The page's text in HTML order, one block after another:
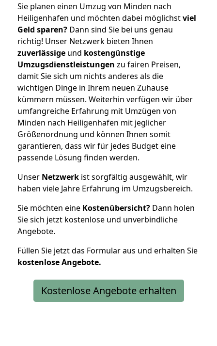
Sie planen einen Umzug von Minden nach
Heiligenhafen und möchten dabei möglichstviel
Geld sparen? Dann sind Sie bei uns genau
richtig! Unser Netzwerk bieten Ihnen
zuverlässige und kostengünstige
Umzugsdienstleistungen zu fairen Preisen,
damit Sie sich um nichts anderes als die
wichtigen Dinge in Ihrem neuen Zuhause
kümmern müssen. Weiterhin verfügen wir über
umfangreiche Erfahrung mit Umzügen von
Minden nach Heiligenhafen mit jeglicher
Größenordnung und können Ihnen somit
garantieren, dass wir für jedes Budget eine
passende Lösung finden werden.
Unser Netzwerk ist sorgfältig ausgewählt, wir
haben viele Jahre Erfahrung im Umzugsbereich.
Sie möchten eine Kostenübersicht? Dann holen
Sie sich jetzt kostenlose und unverbindliche
Angebote.
Füllen Sie jetzt das Formular aus und erhalten Sie
kostenloseAngebote.
Kostenlose Angebote erhalten